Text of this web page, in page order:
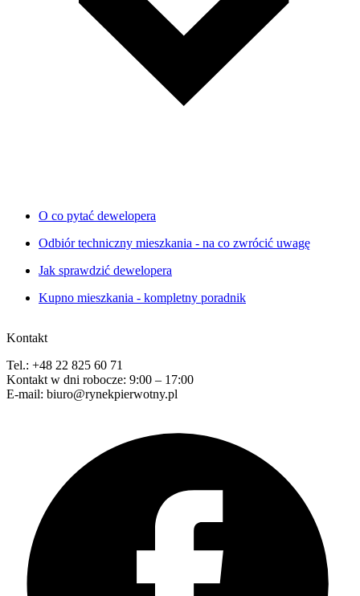
O co pytać dewelopera
Odbiór techniczny mieszkania - na co zwrócić uwagę
Jak sprawdzić dewelopera
Kupno mieszkania - kompletny poradnik
Kontakt
Tel.: +48 22 825 60 71
Kontakt w dni robocze: 9:00 – 17:00
E-mail: biuro@rynekpierwotny.pl